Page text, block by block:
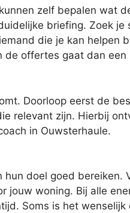
zelf bepalen wat
briefing. Zoek
die je kan
de offertes gaat dan een
Doorloop eerst de
relevant zijn. Hierbij
in Ouwsterhaule.
doel goed bereiken.
woning. Bij alle
Soms is het